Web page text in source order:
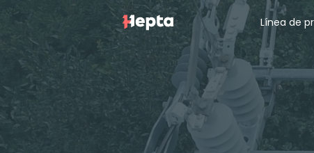
Línea de